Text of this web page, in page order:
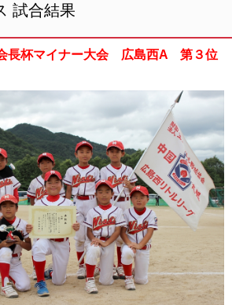
ログ
申し込み／その他お問合わせ
試合結果
長杯マイナー大会 広島西A 第３位